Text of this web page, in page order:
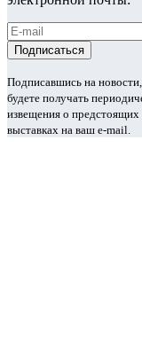
Подписавшись на
будете получать
извещения о предстоящих
выставках на ваш e-mail.